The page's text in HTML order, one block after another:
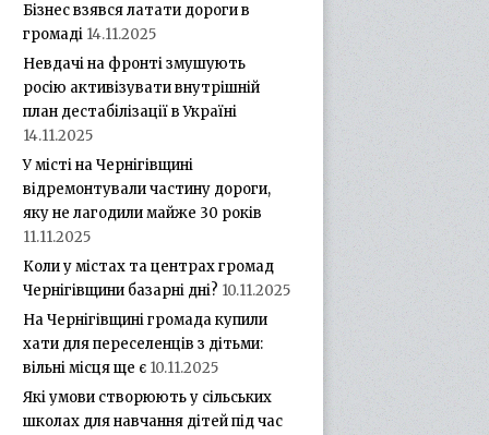
Бізнес взявся латати дороги в
громаді 14.11.2025
Невдачі на фронті змушують
росію активізувати внутрішній
план дестабілізації в Україні
14.11.2025
У місті на Чернігівщині
відремонтували частину дороги,
яку не лагодили майже 30 років
11.11.2025
Коли у містах та центрах громад
Чернігівщини базарні дні? 10.11.2025
На Чернігівщині громада купили
хати для переселенців з дітьми:
вільні місця ще є 10.11.2025
Які умови створюють у сільських
школах для навчання дітей під час